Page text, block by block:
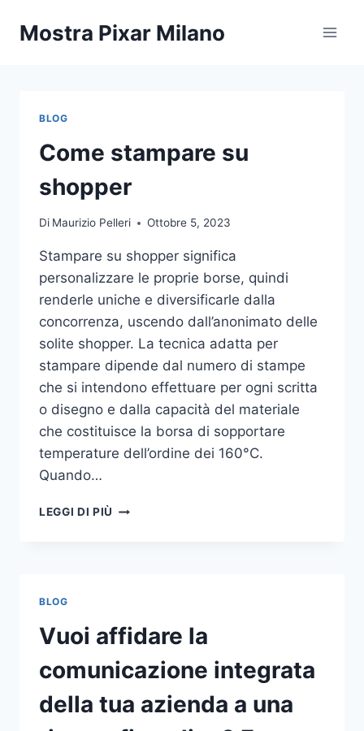
Mostra Pixar Milano
BLOG
Come stampare su
shopper
Di Maurizio Pelleri Ottobre 5, 2023
Stampare su shopper significa
personalizzare le proprie borse, quindi
renderle uniche e diversificarle dalla
concorrenza, uscendo dall’anonimato delle
solite shopper. La tecnica adatta per
stampare dipende dal numero di stampe
che si intendono effettuare per ogni scritta
o disegno e dalla capacità del materiale
che costituisce la borsa di sopportare
temperature dell’ordine dei 160°C.
Quando…
LEGGI DI PIÙ COME
BLOG
Vuoi affidare la
comunicazione integrata
della tua azienda a una